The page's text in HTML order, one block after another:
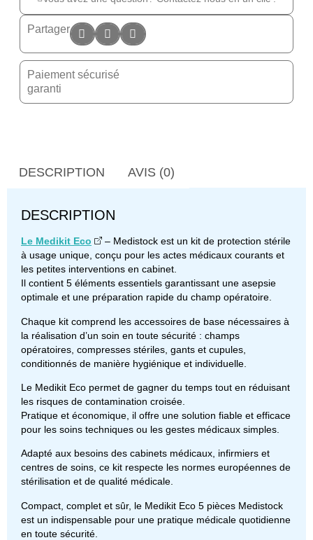
Partager
Paiement sécurisé
garanti
DESCRIPTION AVIS (0)
DESCRIPTION
Le Medikit Eco
– Medistock est un kit de protection stérile
à usage unique, conçu pour les actes médicaux courants et
les petites interventions en cabinet.
Il contient 5 éléments essentiels garantissant une asepsie
optimale et une préparation rapide du champ opératoire.
Chaque kit comprend les accessoires de base nécessaires à
la réalisation d’un soin en toute sécurité : champs
opératoires, compresses stériles, gants et cupules,
conditionnés de manière hygiénique et individuelle.
Le Medikit Eco permet de gagner du temps tout en réduisant
les risques de contamination croisée.
Pratique et économique, il offre une solution fiable et efficace
pour les soins techniques ou les gestes médicaux simples.
Adapté aux besoins des cabinets médicaux, infirmiers et
centres de soins, ce kit respecte les normes européennes de
stérilisation et de qualité médicale.
Compact, complet et sûr, le Medikit Eco 5 pièces Medistock
est un indispensable pour une pratique médicale quotidienne
en toute sécurité.